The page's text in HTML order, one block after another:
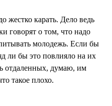
жестко карать. Дело ведь
говорят о том, что надо
молодежь. Если бы
ли бы это повлияло на их
отдаленных, думаю, им
такое плохо.